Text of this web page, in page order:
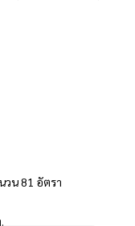
น 81 อัตรา